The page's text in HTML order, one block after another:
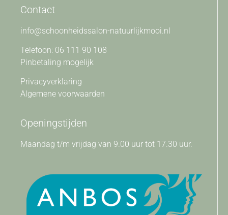
Contact
info@schoonheidssalon-natuurlijkmooi.nl
Telefoon: 06 111 90 108
Pinbetaling mogelijk
Privacyverklaring
Algemene voorwaarden
Openingstijden
Maandag t/m vrijdag van 9.00 uur tot 17.30 uur.